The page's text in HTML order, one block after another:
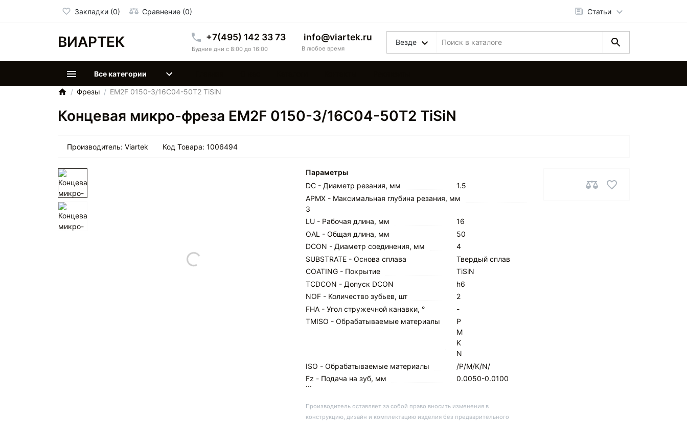
Закладки (0) Сравнение (0) Статьи
ВИАРТЕК +7(495) 142 33 73
Будние дни с 8:00 до 16:00
info@viartek.ru
В любое время
Везде
Все категории
Фрезы EM2F 0150-3/16C04-50T2 TiSiN
Концевая микро-фреза EM2F 0150-3/16C04-50T2 TiSiN
Производитель: Viartek Код Товара: 1006494
Параметры
DC - Диаметр резания, мм
1.5
APMX - Максимальная глубина резания, мм
3
LU - Рабочая длина, мм
16
OAL - Общая длина, мм
50
DCON - Диаметр соединения, мм
4
SUBSTRATE - Основа сплава
Твердый сплав
COATING - Покрытие
TiSiN
TCDCON - Допуск DCON
h6
NOF - Количество зубьев, шт
2
FHA - Угол стружечной канавки, °
-
TMISO - Обрабатываемые материалы
P
M
K
N
ISO - Обрабатываемые материалы
/P/M/K/N/
Fz - Подача на зуб, мм
0.0050-0.0100
...
Производитель оставляет за собой право вносить изменения в
конструкцию, дизайн и комплектацию изделия без предварительного